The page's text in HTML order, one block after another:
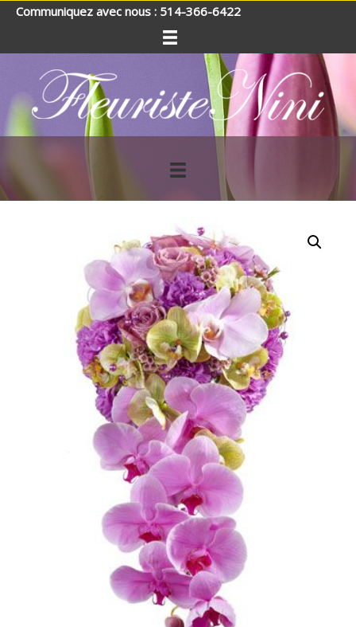
Communiquez avec nous : 514-366-6422